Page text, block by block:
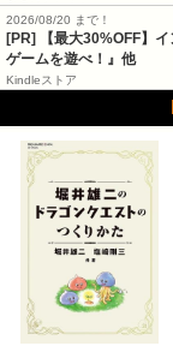
2026/08/20 まで！
[PR]
【最大30%OFF】
ゲームを遊べ！』他
Kindleストア